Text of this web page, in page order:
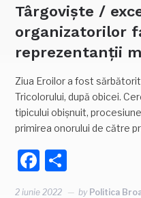
Târgoviște /
organizatorilor
reprezentanții
Ziua Eroilor a fost
Tricolorului, după obicei.
tipicului obișnuit,
primirea onorului de către
Facebook
2 iunie 2022 by Politica